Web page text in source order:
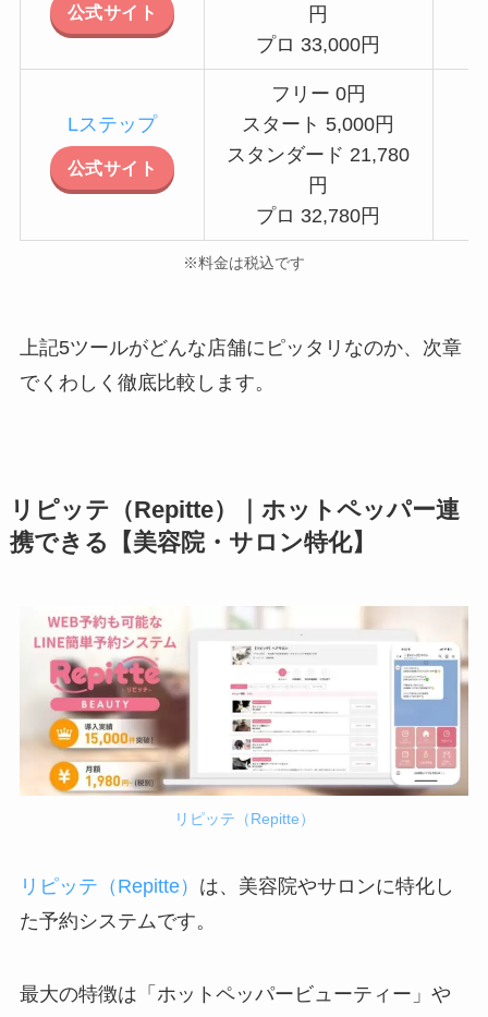
公式サイト
円
プロ 33,000円
Lステップ
公式サイト
フリー 0円
スタート 5,000円
スタンダード 21,780
円
プロ 32,780円
※料金は税込です
上記5ツールがどんな店舗にピッタリなのか、次章
でくわしく徹底比較します。
リピッテ（Repitte）｜ホットペッパー連
携できる【美容院・サロン特化】
リピッテ（Repitte）
リピッテ（Repitte） は、美容院やサロンに特化し
た予約システムです。
最大の特徴は「ホットペッパービューティー」や